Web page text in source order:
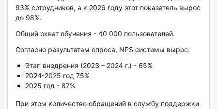
93% сотрудников, а к 2026 году этот показатель вырос
до 98%.
Общий охват обучения - 40 000 пользователей.
Согласно результатам опроса, NPS системы вырос:
Этап внедрения (2023 – 2024 г.) - 65%
2024-2025 год 75%
2025 год - 87%
При этом количество обращений в службу поддержки